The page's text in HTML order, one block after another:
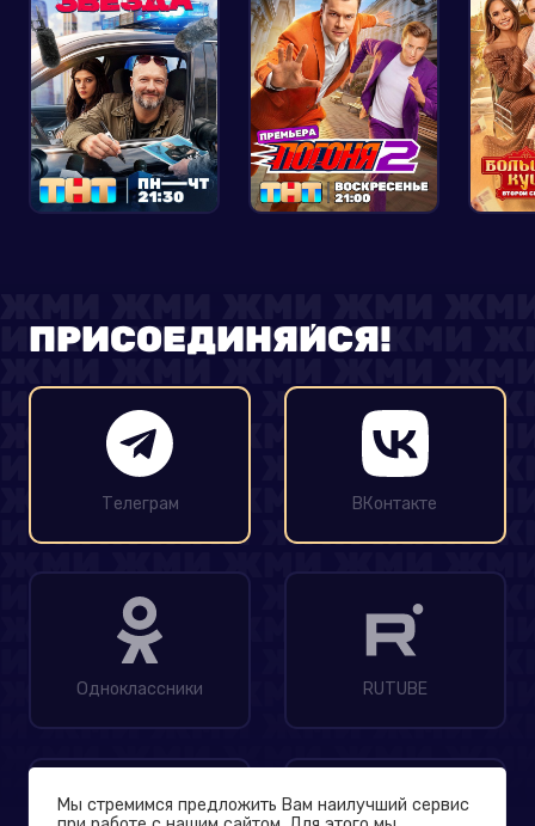
ПРИСОЕДИНЯЙСЯ!
Телеграм ВКонтакте
Одноклассники RUTUBE
Мы стремимся предложить Вам наилучший сервис